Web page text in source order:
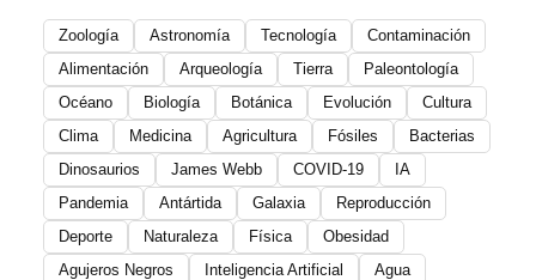
Zoología Astronomía Tecnología
Contaminación
Alimentación
Arqueología Tierra
Paleontología
Océano
Biología Botánica Evolución
Cultura
Clima
Medicina Agricultura Fósiles
Bacterias
Dinosaurios
James Webb COVID-19
IA
Pandemia
Antártida Galaxia
Reproducción
Deporte
Naturaleza Física
Obesidad
Agujeros Negros
Inteligencia Artificial
Agua